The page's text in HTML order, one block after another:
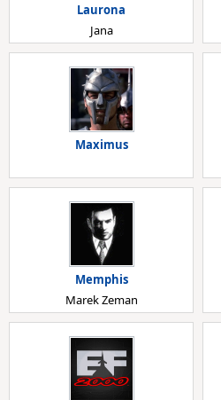
Laurona
Jana
Maximus
Memphis
Marek Zeman